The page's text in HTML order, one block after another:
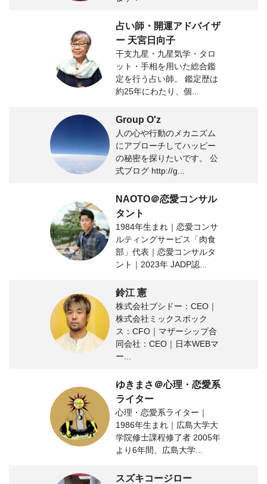
占い師・開運アドバイザ
ー 天宮日向子
干支九星・九星気学・タロ
ット・手相を用いた総合鑑
定を行う占い師。 鑑定歴は
約25年にわたり、個...
Group O'z
人の心や行動のメカニズム
にアプローチしてハッピー
の秘密を探りたいです。 公
式ブログ http://g...
NAOTO＠恋愛コンサル
タント
1984年生まれ｜恋愛コンサ
ルティングサービス「肉食
部」代表｜恋愛コンサルタ
ント｜2023年 JADP認...
鈴江 憲
株式会社ブシドー：CEO｜
株式会社ミックスボック
ス：CFO｜マザーシップ合
同会社：CEO｜日本WEBマ
ー...
ゆきまさ＠心理・恋愛系
ライター
心理・恋愛系ライター｜
1986年生まれ｜広島大学大
学院修士課程修了者 2005年
より6年間、広島大学...
スズキコージロー